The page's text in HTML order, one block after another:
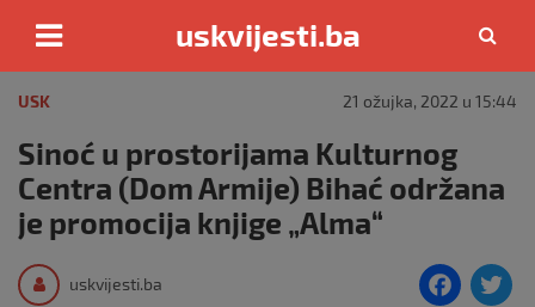
content
uskvijesti.ba
USK 21 ožujka, 2022 u 15:44
Sinoć u prostorijama Kulturnog
Centra (Dom Armije) Bihać održana
je promocija knjige „Alma“
uskvijesti.ba
F